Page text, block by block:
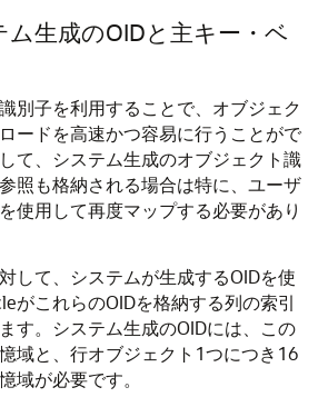
ム生成のOIDと主キー・ベ
別子を利用することで、オブジェク
ードを高速かつ容易に行うことがで
て、システム生成のオブジェクト識
照も格納される場合は特に、ユーザ
使用して再度マップする必要があり
して、システムが生成するOIDを使
がこれらのOIDを格納する列の索引
す。システム生成のOIDには、この
域と、行オブジェクト1つにつき16
域が必要です。